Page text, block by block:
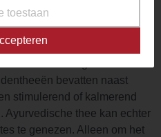
filosofie. Het aspect dat
het Westen verwijst naar de
Het doel van Ayurveda
bevatten naast
stimulerend of kalmerend
Ayurvedische thee kan echter
te genezen. Alleen om het
toestaan